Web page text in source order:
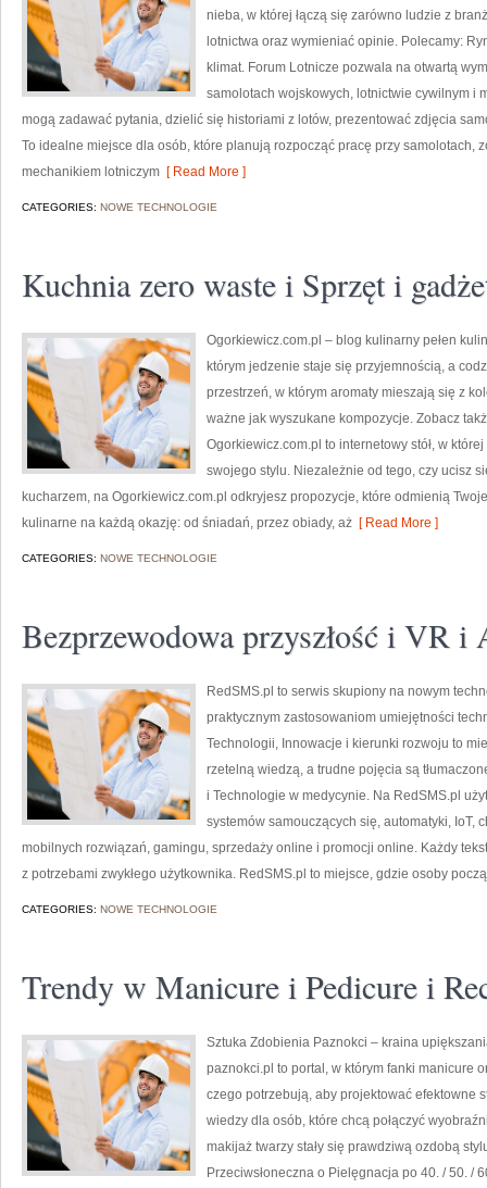
nieba, w której łączą się zarówno ludzie z
lotnictwa oraz wymieniać opinie. Polecamy:
klimat. Forum Lotnicze pozwala na otwartą
samolotach wojskowych, lotnictwie cywilnym i
mogą zadawać pytania, dzielić się historiami z lotów, prezentować zdjęcia
To idealne miejsce dla osób, które planują rozpocząć pracę przy samolotach,
mechanikiem lotniczym [ Read More ]
CATEGORIES: NOWE TECHNOLOGIE
Kuchnia zero waste i Sprzęt i
Ogorkiewicz.com.pl – blog kulinarny pełen
którym jedzenie staje się przyjemnością, a
przestrzeń, w którym aromaty mieszają się z
ważne jak wyszukane kompozycje. Zobacz
Ogorkiewicz.com.pl to internetowy stół, w
swojego stylu. Niezależnie od tego, czy ucisz
kucharzem, na Ogorkiewicz.com.pl odkryjesz propozycje, które odmienią
kulinarne na każdą okazję: od śniadań, przez obiady, aż [ Read More ]
CATEGORIES: NOWE TECHNOLOGIE
Bezprzewodowa przyszłość i VR i
RedSMS.pl to serwis skupiony na nowym
praktycznym zastosowaniom umiejętności
Technologii, Innowacje i kierunki rozwoju to
rzetelną wiedzą, a trudne pojęcia są
i Technologie w medycynie. Na RedSMS.pl
systemów samouczących się, automatyki, IoT,
mobilnych rozwiązań, gamingu, sprzedaży online i promocji online. Każdy
z potrzebami zwykłego użytkownika. RedSMS.pl to miejsce, gdzie osoby
CATEGORIES: NOWE TECHNOLOGIE
Trendy w Manicure i Pedicure i
Sztuka Zdobienia Paznokci – kraina
paznokci.pl to portal, w którym fanki manicure
czego potrzebują, aby projektować efektowne
wiedzy dla osób, które chcą połączyć
makijaż twarzy stały się prawdziwą ozdobą
Przeciwsłoneczna o Pielęgnacja po 40. / 50. /